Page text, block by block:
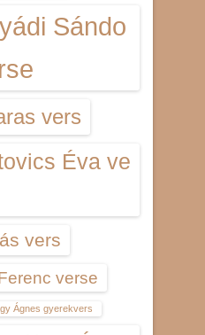
Sándo
vers
Éva ve
vers
verse
Ágnes gyerekvers